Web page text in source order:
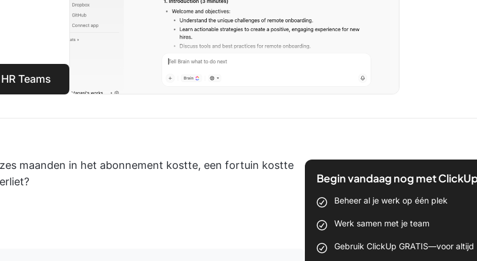
Teams
maanden in het abonnement kostte, een fortuin kostte
Begin vandaag nog met
Beheer al je werk op één plek
Werk samen met je team
Gebruik ClickUp GRATIS—voor altijd